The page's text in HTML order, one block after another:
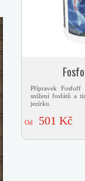
Přípravek
snížení fosfátů a
jezírku.
Od 501 Kč